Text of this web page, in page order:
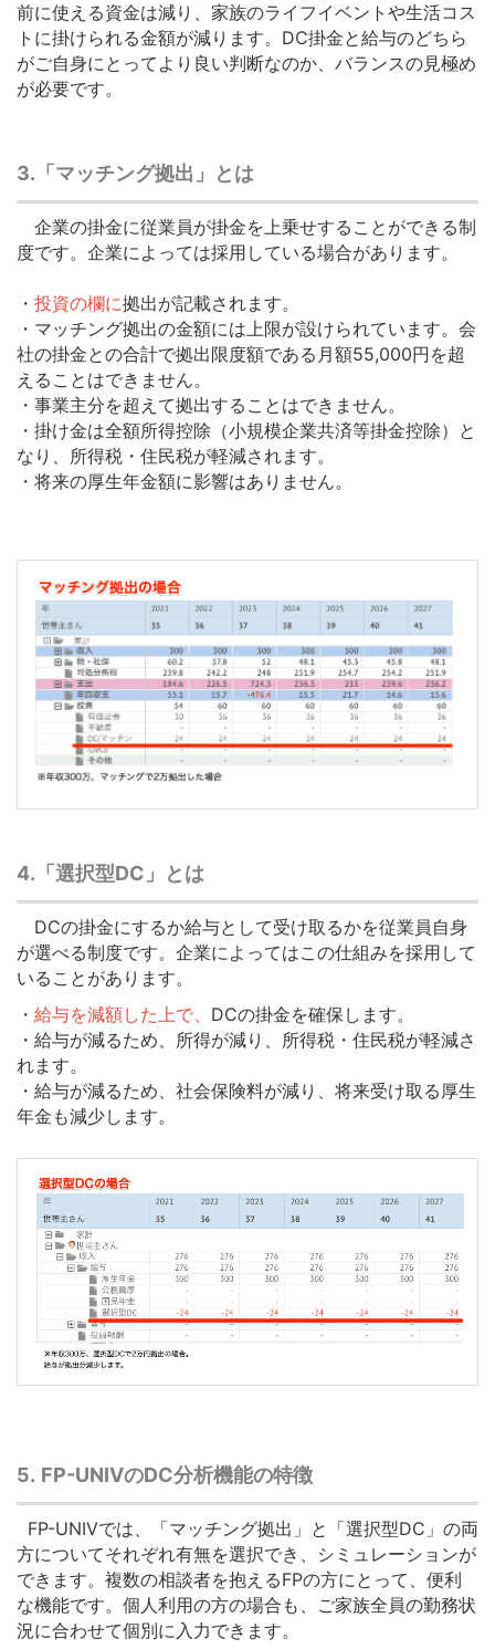
前に使える資金は減り、家族のライフイベントや生活コス
トに掛けられる金額が減ります。DC掛金と給与のどちら
がご自身にとってより良い判断なのか、バランスの見極め
が必要です。
3.「マッチング拠出」とは
企業の掛金に従業員が掛金を上乗せすることができる制
度です。企業によっては採用している場合があります。
・ 投資の欄に拠出が記載されます。
・マッチング拠出の金額には上限が設けられています。会
社の掛金との合計で拠出限度額である月額55,000円を超
えることはできません。
・事業主分を超えて拠出することはできません。
・掛け金は全額所得控除（小規模企業共済等掛金控除）と
なり、所得税・住民税が軽減されます。
・将来の厚生年金額に影響はありません。
4.「選択型DC 」とは
DCの掛金にするか給与として受け取るかを従業員自身
が選べる制度です。企業によってはこの仕組みを採用して
いることがあります。
・ 給与を減額した上で、 DCの掛金を確保します。
・給与が減るため、所得が減り、所得税・住民税が軽減さ
れます。
・給与が減るため、社会保険料が減り、将来受け取る厚生
年金も減少します。
5. FP-UNIVのDC分析機能の特徴
FP-UNIVでは、「マッチング拠出」と「選択型DC」の両
方についてそれぞれ有無を選択でき、シミュレーションが
できます。複数の相談者を抱えるFPの方にとって、便利
な機能です。個人利用の方の場合も、ご家族全員の勤務状
況に合わせて個別に入力できます。